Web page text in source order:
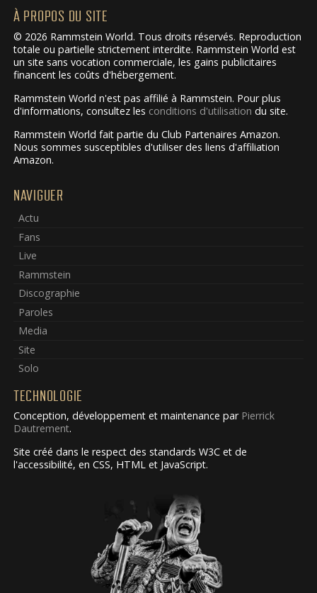
À PROPOS DU SITE
© 2026 Rammstein World. Tous droits réservés. Reproduction
totale ou partielle strictement interdite. Rammstein World est
un site sans vocation commerciale, les gains publicitaires
financent les coûts d'hébergement.
Rammstein World n'est pas affilié à Rammstein. Pour plus
d'informations, consultez les conditions d'utilisation du site.
Rammstein World fait partie du Club Partenaires Amazon.
Nous sommes susceptibles d'utiliser des liens d'affiliation
Amazon.
NAVIGUER
Actu
Fans
Live
Rammstein
Discographie
Paroles
Media
Site
Solo
TECHNOLOGIE
Conception, développement et maintenance par Pierrick
Dautrement.
Site créé dans le respect des standards W3C et de
l'accessibilité, en CSS, HTML et JavaScript.